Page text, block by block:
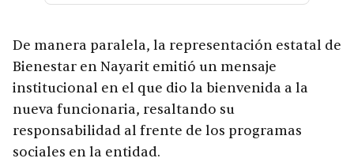
De manera paralela, la representación estatal de
Bienestar en Nayarit emitió un mensaje
institucional en el que dio la bienvenida a la
nueva funcionaria, resaltando su
responsabilidad al frente de los programas
sociales en la entidad.